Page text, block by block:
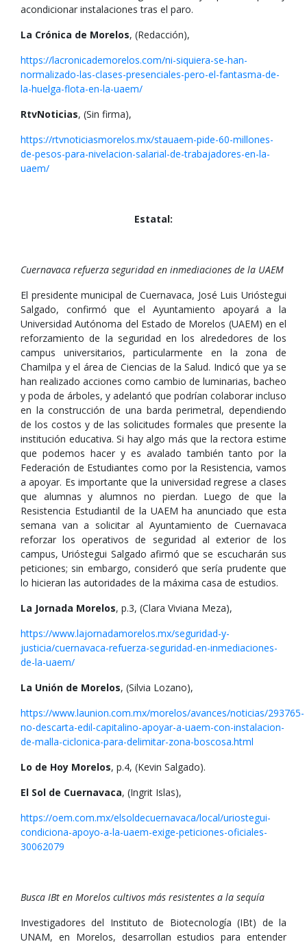
acondicionar instalaciones tras el paro.
La Crónica de Morelos, (Redacción),
https://lacronicademorelos.com/ni-siquiera-se-han-
normalizado-las-clases-presenciales-pero-el-fantasma-de-
la-huelga-flota-en-la-uaem/
RtvNoticias, (Sin firma),
https://rtvnoticiasmorelos.mx/stauaem-pide-60-millones-
de-pesos-para-nivelacion-salarial-de-trabajadores-en-la-
uaem/
Estatal:
Cuernavaca refuerza seguridad en inmediaciones de la UAEM
El presidente municipal de Cuernavaca, José Luis Urióstegui
Salgado, confirmó que el Ayuntamiento apoyará a la
Universidad Autónoma del Estado de Morelos (UAEM) en el
reforzamiento de la seguridad en los alrededores de los
campus universitarios, particularmente en la zona de
Chamilpa y el área de Ciencias de la Salud. Indicó que ya se
han realizado acciones como cambio de luminarias, bacheo
y poda de árboles, y adelantó que podrían colaborar incluso
en la construcción de una barda perimetral, dependiendo
de los costos y de las solicitudes formales que presente la
institución educativa. Si hay algo más que la rectora estime
que podemos hacer y es avalado también tanto por la
Federación de Estudiantes como por la Resistencia, vamos
a apoyar. Es importante que la universidad regrese a clases
que alumnas y alumnos no pierdan. Luego de que la
Resistencia Estudiantil de la UAEM ha anunciado que esta
semana van a solicitar al Ayuntamiento de Cuernavaca
reforzar los operativos de seguridad al exterior de los
campus, Urióstegui Salgado afirmó que se escucharán sus
peticiones; sin embargo, consideró que sería prudente que
lo hicieran las autoridades de la máxima casa de estudios.
La Jornada Morelos, p.3, (Clara Viviana Meza),
https://www.lajornadamorelos.mx/seguridad-y-
justicia/cuernavaca-refuerza-seguridad-en-inmediaciones-
de-la-uaem/
La Unión de Morelos, (Silvia Lozano),
https://www.launion.com.mx/morelos/avances/noticias/293765-
no-descarta-edil-capitalino-apoyar-a-uaem-con-instalacion-
de-malla-ciclonica-para-delimitar-zona-boscosa.html
Lo de Hoy Morelos, p.4, (Kevin Salgado).
El Sol de Cuernavaca, (Ingrit Islas),
https://oem.com.mx/elsoldecuernavaca/local/uriostegui-
condiciona-apoyo-a-la-uaem-exige-peticiones-oficiales-
30062079
Busca IBt en Morelos cultivos más resistentes a la sequía
Inves­ti­ga­do­res del Ins­ti­tuto de Bio­tec­no­lo­gía (IBt) de la
UNAM, en More­los, desa­rro­llan estu­dios para enten­der